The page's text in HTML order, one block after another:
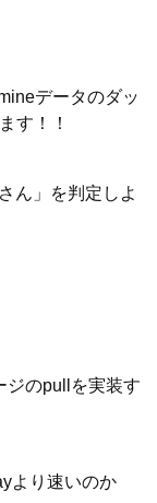
データのダッ
す！！
ん」を判定しよ
ジのpullを実装す
より速いのか